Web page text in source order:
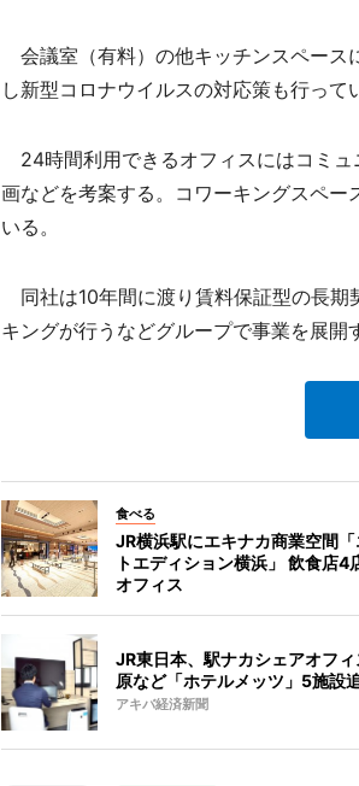
会議室（有料）の他キッチンスペース
し新型コロナウイルスの対応策も行って
24時間利用できるオフィスにはコミュ
画などを考案する。コワーキングスペ
いる。
同社は10年間に渡り賃料保証型の長期
キングが行うなどグループで事業を展開
食べる
JR横浜駅にエキナカ商業空間
トエディション横浜」 飲食店4
オフィス
JR東日本、駅ナカシェアオフ
原など「ホテルメッツ」5施設
アキバ経済新聞